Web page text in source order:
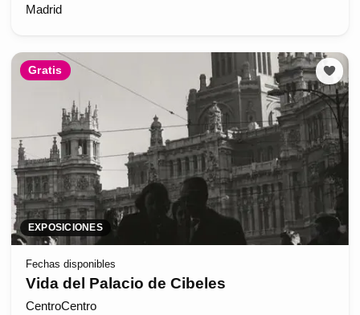
Madrid
Gratis
EXPOSICIONES
Fechas disponibles
Vida del Palacio de Cibeles
CentroCentro